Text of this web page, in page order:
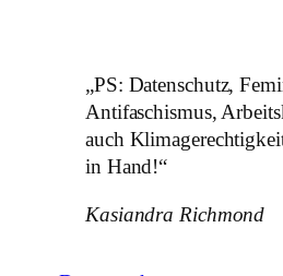
„PS: Datenschutz,
Antifaschismus,
auch
in Hand!“
Kasiandra Richmond